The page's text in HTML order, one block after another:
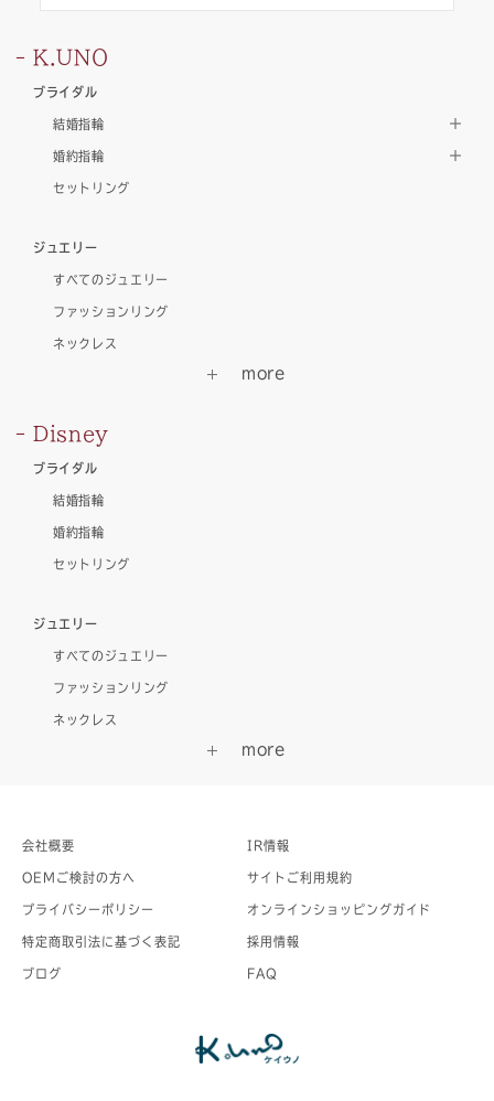
K.UNO
ブライダル
結婚指輪
婚約指輪
セットリング
ジュエリー
すべてのジュエリー
ファッションリング
ネックレス
Disney
ブライダル
結婚指輪
婚約指輪
セットリング
ジュエリー
すべてのジュエリー
ファッションリング
ネックレス
会社概要 IR情報
OEMご検討の方へ サイトご利用規約
プライバシーポリシー オンラインショッピングガイド
特定商取引法に基づく表記 採用情報
ブログ FAQ